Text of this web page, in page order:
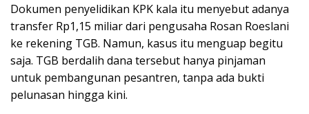
Dokumen penyelidikan KPK kala itu menyebut adanya
transfer Rp1,15 miliar dari pengusaha Rosan Roeslani
ke rekening TGB. Namun, kasus itu menguap begitu
saja. TGB berdalih dana tersebut hanya pinjaman
untuk pembangunan pesantren, tanpa ada bukti
pelunasan hingga kini.